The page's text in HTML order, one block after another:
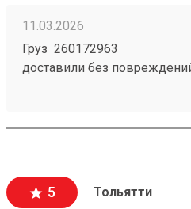
11.03.2026
Груз 260172963
доставили без
5 Тольятти